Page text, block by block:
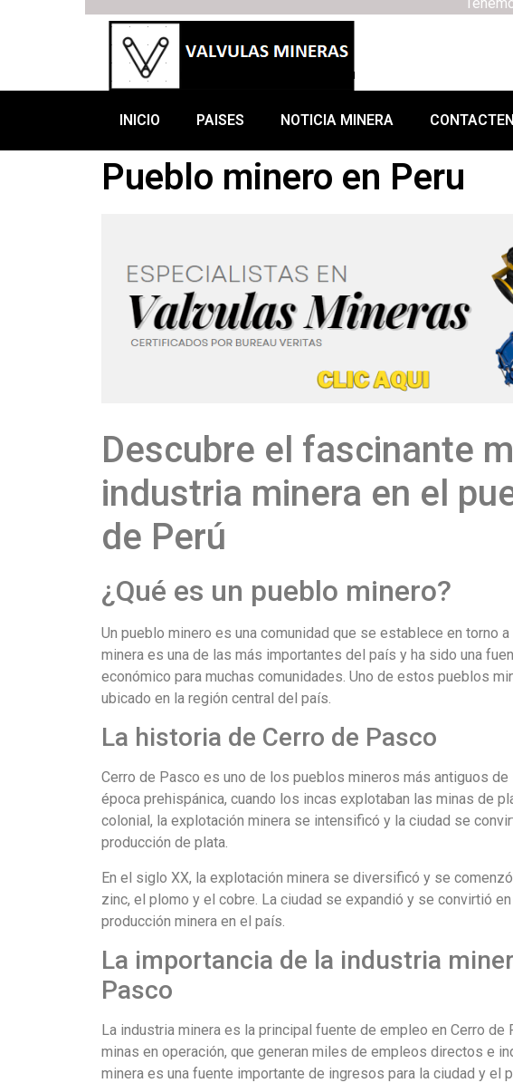
INICIO PAISES NOTICIA MINERA
Pueblo minero en Peru
Descubre el fascinante
industria minera en el
de Perú
¿Qué es un pueblo minero?
Un pueblo minero es una comunidad que se establece en torno a
minera es una de las más importantes del país y ha sido una
económico para muchas comunidades. Uno de estos pueblos
ubicado en la región central del país.
La historia de Cerro de Pasco
Cerro de Pasco es uno de los pueblos mineros más antiguos de
época prehispánica, cuando los incas explotaban las minas de
colonial, la explotación minera se intensificó y la ciudad se
producción de plata.
En el siglo XX, la explotación minera se diversificó y se
zinc, el plomo y el cobre. La ciudad se expandió y se convirtió
producción minera en el país.
La importancia de la industria
Pasco
La industria minera es la principal fuente de empleo en Cerro de
minas en operación, que generan miles de empleos directos e
minera es una fuente importante de ingresos para la ciudad y el